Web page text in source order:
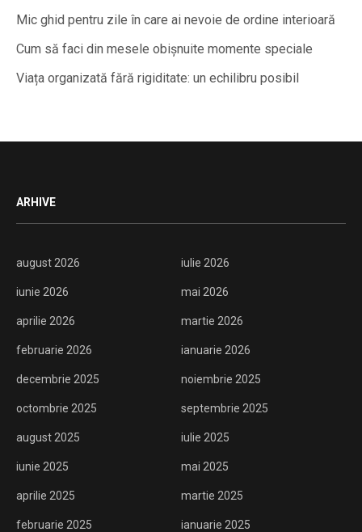
Mic ghid pentru zile în care ai nevoie de ordine interioară
Cum să faci din mesele obișnuite momente speciale
Viața organizată fără rigiditate: un echilibru posibil
ARHIVE
august 2026 iulie 2026
iunie 2026 mai 2026
aprilie 2026 martie 2026
februarie 2026 ianuarie 2026
decembrie 2025 noiembrie 2025
octombrie 2025 septembrie 2025
august 2025 iulie 2025
iunie 2025 mai 2025
aprilie 2025 martie 2025
februarie 2025 ianuarie 2025